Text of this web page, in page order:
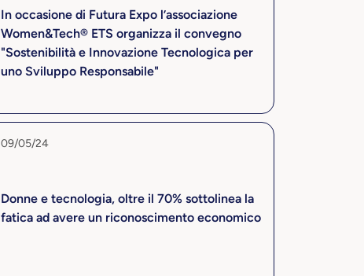
In occasione di Futura Expo l’associazione
Women&Tech® ETS organizza il convegno
"Sostenibilità e Innovazione Tecnologica per
uno Sviluppo Responsabile"
09/05/24
Donne e tecnologia, oltre il 70% sottolinea la
fatica ad avere un riconoscimento economico